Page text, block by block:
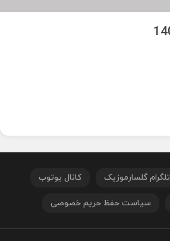
تلگرام گلسارموزیک کانال یوتوب
سیاست حفظ حریم خصوصی